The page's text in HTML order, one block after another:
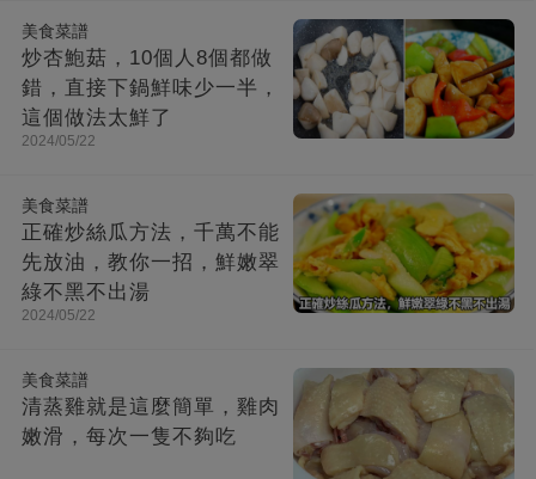
美食菜譜
炒杏鮑菇，10個人8個都做
錯，直接下鍋鮮味少一半，
這個做法太鮮了
2024/05/22
美食菜譜
正確炒絲瓜方法，千萬不能
先放油，教你一招，鮮嫩翠
綠不黑不出湯
2024/05/22
美食菜譜
清蒸雞就是這麼簡單，雞肉
嫩滑，每次一隻不夠吃